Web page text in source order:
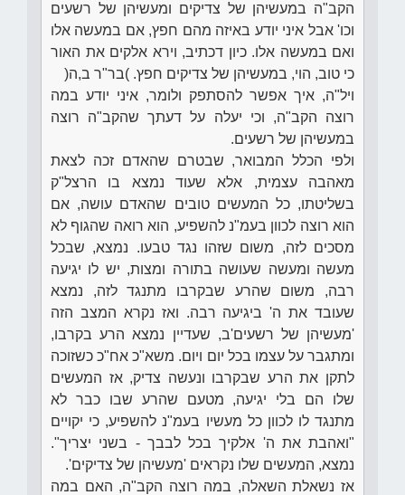
הקב"ה במעשיהן של צדיקים ומעשיהן של רשעים
וכו' אבל איני יודע באיזה מהם חפץ, אם במעשה אלו
ואם במעשה אלו. כיון דכתיב, וירא אלקים את האור
כי טוב, הוי, במעשיהן של צדיקים חפץ. )בר"ר ב,ה(
ויל"ה, איך אפשר להסתפק ולומר, איני יודע במה
רוצה הקב"ה, וכי יעלה על דעתך שהקב"ה רוצה
במעשיהן של רשעים.
ולפי הכלל המבואר, שבטרם שהאדם זכה לצאת
מאהבה עצמית, אלא שעוד נמצא בו הרצל"ק
בשליטתו, כל המעשים טובים שהאדם עושה, אם
הוא רוצה לכוון בעמ"נ להשפיע, הוא רואה שהגוף לא
מסכים לזה, משום שזהו נגד טבעו. נמצא, שבכל
מעשה ומעשה שעושה בתורה ומצות, יש לו יגיעה
רבה, משום שהרע שבקרבו מתנגד לזה, נמצא
שעובד את ה' ביגיעה רבה. ואז נקרא המצב הזה
'מעשיהן של רשעים'ב, שעדיין נמצא הרע בקרבו,
ומתגבר על עצמו בכל יום ויום. משא"כ אח"כ כשזוכה
לתקן את הרע שבקרבו ונעשה צדיק, אז המעשים
שלו הם בלי יגיעה, מטעם שהרע שבו כבר לא
מתנגד לו לכוון כל מעשיו בעמ"נ להשפיע, כי יקויים
"ואהבת את ה' אלקיך בכל לבבך - בשני יצריך".
נמצא, המעשים שלו נקראים 'מעשיהן של צדיקים'.
אז נשאלת השאלה, במה רוצה הקב"ה, האם במה